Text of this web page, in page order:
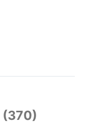
(370)